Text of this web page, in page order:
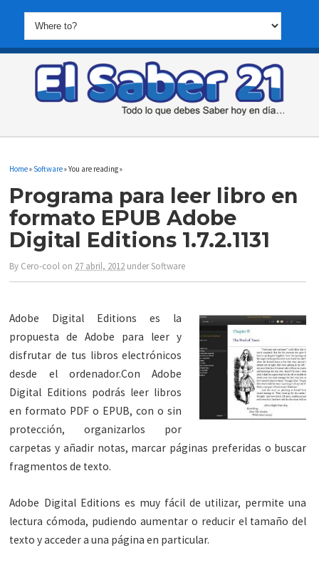
Home» Software» You are reading »
Programa para leer libro en
formato EPUB Adobe
Digital Editions 1.7.2.1131
By Cero-cool on 27 abril, 2012 underSoftware
Adobe Digital Editions es la
propuesta de Adobe para leer y
disfrutar de tus libros electrónicos
desde el ordenador.Con Adobe
Digital Editions podrás leer libros
en formato PDF o EPUB, con o sin
protección, organizarlos por
carpetas y añadir notas, marcar páginas preferidas o buscar
fragmentos de texto.
Adobe Digital Editions es muy fácil de utilizar, permite una
lectura cómoda, pudiendo aumentar o reducir el tamaño del
texto y acceder a una página en particular.